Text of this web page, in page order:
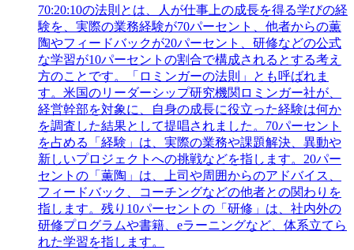
70:20:10の法則とは、人が仕事上の成長を得る学びの経
験を、実際の業務経験が70パーセント、他者からの薫
陶やフィードバックが20パーセント、研修などの公式
な学習が10パーセントの割合で構成されるとする考え
方のことです。「ロミンガーの法則」とも呼ばれま
す。米国のリーダーシップ研究機関ロミンガー社が、
経営幹部を対象に、自身の成長に役立った経験は何か
を調査した結果として提唱されました。70パーセント
を占める「経験」は、実際の業務や課題解決、異動や
新しいプロジェクトへの挑戦などを指します。20パー
セントの「薫陶」は、上司や周囲からのアドバイス、
フィードバック、コーチングなどの他者との関わりを
指します。残り10パーセントの「研修」は、社内外の
研修プログラムや書籍、eラーニングなど、体系立てら
れた学習を指します。